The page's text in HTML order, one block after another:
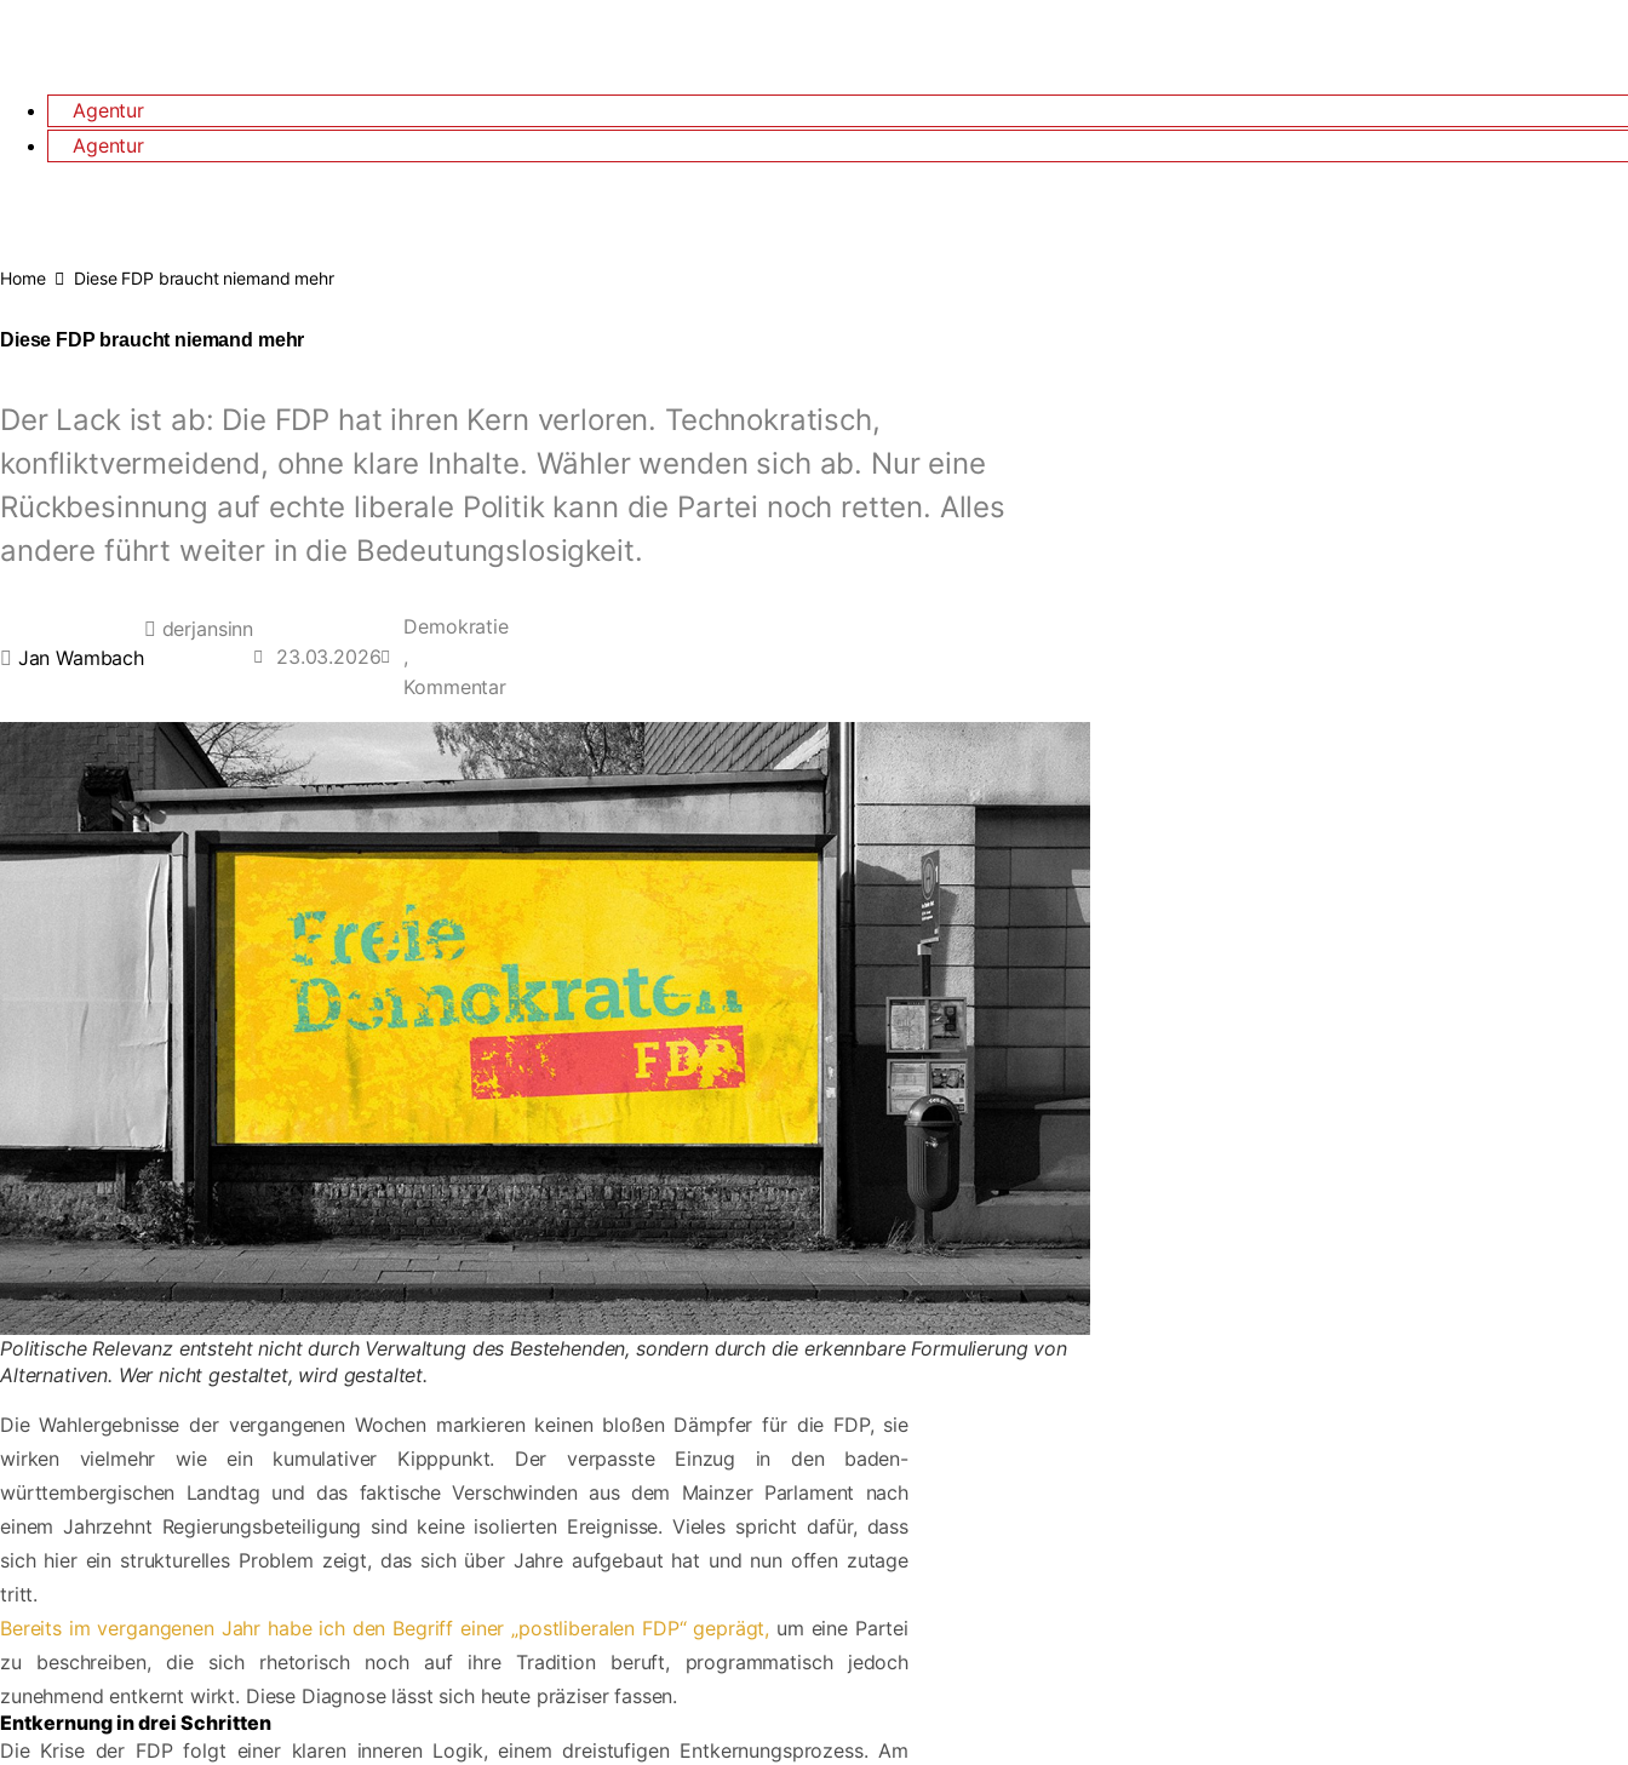
Agentur→
Agentur→
Home Diese FDP braucht niemand mehr
Diese FDP braucht niemand mehr
Der Lack ist ab: Die FDP hat ihren Kern verloren. Technokratisch,
konfliktvermeidend, ohne klare Inhalte. Wähler wenden sich ab. Nur eine
Rückbesinnung auf echte liberale Politik kann die Partei noch retten. Alles
andere führt weiter in die Bedeutungslosigkeit.
Jan Wambach
derjansinn
23.03.2026
Demokratie
,
Kommentar
Politische Relevanz entsteht nicht durch Verwaltung des Bestehenden, sondern durch die erkennbare Formulierung von
Alternativen. Wer nicht gestaltet, wird gestaltet.
Die Wahlergebnisse der vergangenen Wochen markieren keinen bloßen Dämpfer für die FDP, sie
wirken vielmehr wie ein kumulativer Kipppunkt. Der verpasste Einzug in den baden-
württembergischen Landtag und das faktische Verschwinden aus dem Mainzer Parlament nach
einem Jahrzehnt Regierungsbeteiligung sind keine isolierten Ereignisse. Vieles spricht dafür, dass
sich hier ein strukturelles Problem zeigt, das sich über Jahre aufgebaut hat und nun offen zutage
tritt.
Bereits im vergangenen Jahr habe ich den Begriff einer „postliberalen FDP“ geprägt, um eine Partei
zu beschreiben, die sich rhetorisch noch auf ihre Tradition beruft, programmatisch jedoch
zunehmend entkernt wirkt. Diese Diagnose lässt sich heute präziser fassen.
Entkernung in drei Schritten
Die Krise der FDP folgt einer klaren inneren Logik, einem dreistufigen Entkernungsprozess. Am